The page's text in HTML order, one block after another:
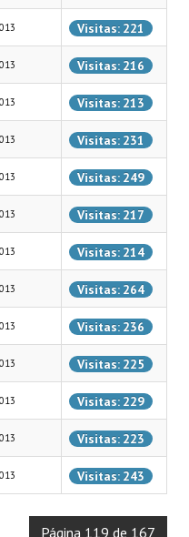
Visitas: 221
Visitas: 216
Visitas: 213
Visitas: 231
Visitas: 249
Visitas: 217
Visitas: 214
Visitas: 264
Visitas: 236
Visitas: 225
Visitas: 229
Visitas: 223
Visitas: 243
Página 119 de 167